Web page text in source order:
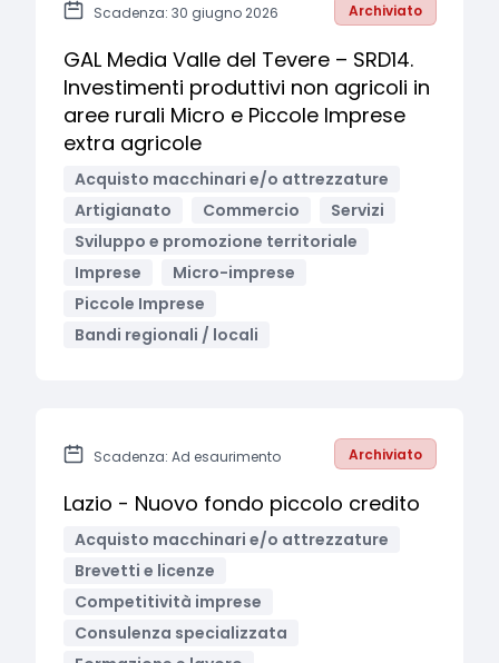
Scadenza: 30 giugno 2026 Archiviato
GAL Media Valle del Tevere – SRD14.
Investimenti produttivi non agricoli in
aree rurali Micro e Piccole Imprese
extra agricole
Acquisto macchinari e/o attrezzature
Artigianato
Commercio
Servizi
Sviluppo e promozione territoriale
Imprese
Micro-imprese
Piccole Imprese
Bandi regionali / locali
Scadenza: Ad esaurimento Archiviato
Lazio - Nuovo fondo piccolo credito
Acquisto macchinari e/o attrezzature
Brevetti e licenze
Competitività imprese
Consulenza specializzata